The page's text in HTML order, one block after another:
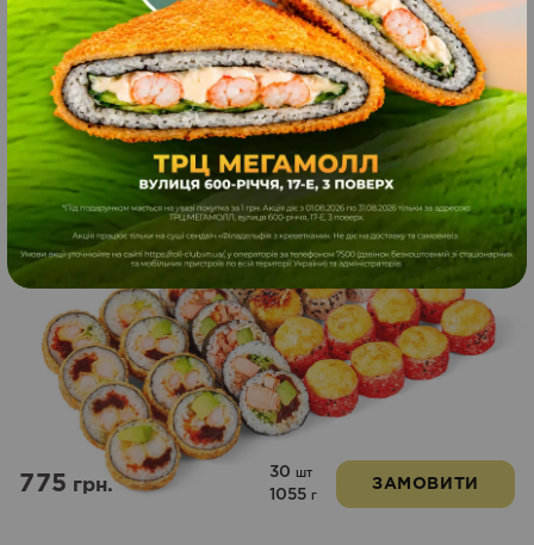
945грн.
34шт
1050г
ЗАМОВИТИ
Новинка
Гриль сет
775грн.
30 шт
1055 г
ЗАМОВИТИ